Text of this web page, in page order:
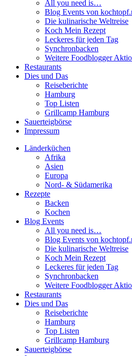
All you need is…
Blog Events von
Die kulinarische Weltreise
Koch Mein Rezept
Leckeres für jeden Tag
Synchronbacken
Weitere Foodblogger
Restaurants
Dies und Das
Reiseberichte
Hamburg
Top Listen
Grillcamp Hamburg
Sauerteigbörse
Impressum
Länderküchen
Afrika
Asien
Europa
Nord- & Südamerika
Rezepte
Backen
Kochen
Blog Events
All you need is…
Blog Events von
Die kulinarische Weltreise
Koch Mein Rezept
Leckeres für jeden Tag
Synchronbacken
Weitere Foodblogger
Restaurants
Dies und Das
Reiseberichte
Hamburg
Top Listen
Grillcamp Hamburg
Sauerteigbörse